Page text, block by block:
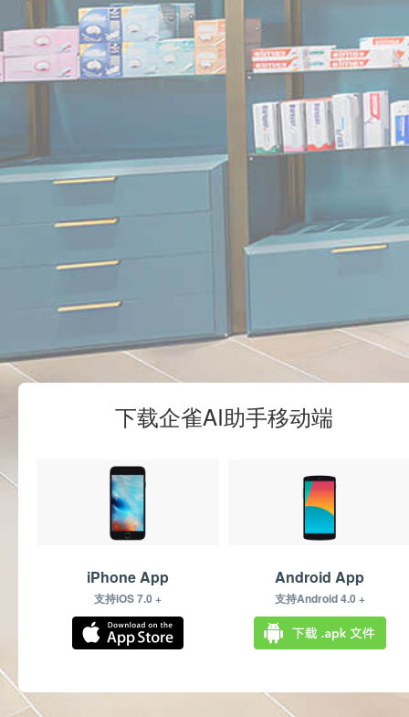
下载企雀AI助手移动端
iPhone App
支持iOS 7.0 +
Android App
支持Android 4.0 +